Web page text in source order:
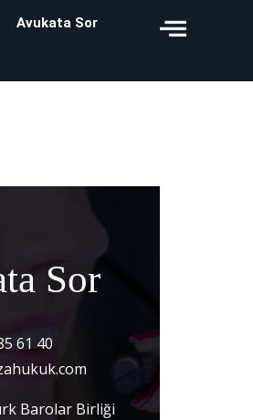
Avukata Sor
Sor
61 40
Barolar Birliği